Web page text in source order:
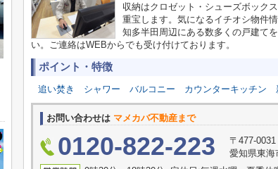
収納はクロゼット・シューズボック
重宝します。気になるイチオシ物
知多半田周辺にある数多くの戸建て
い。ご連絡はWEBからでも受け付けております。
ポイント・特徴
追い焚き シャワー バルコニー カウンターキッチン
お問い合わせは マメカバ不動産まで
0120-822-223
〒477-0031
愛知県東海